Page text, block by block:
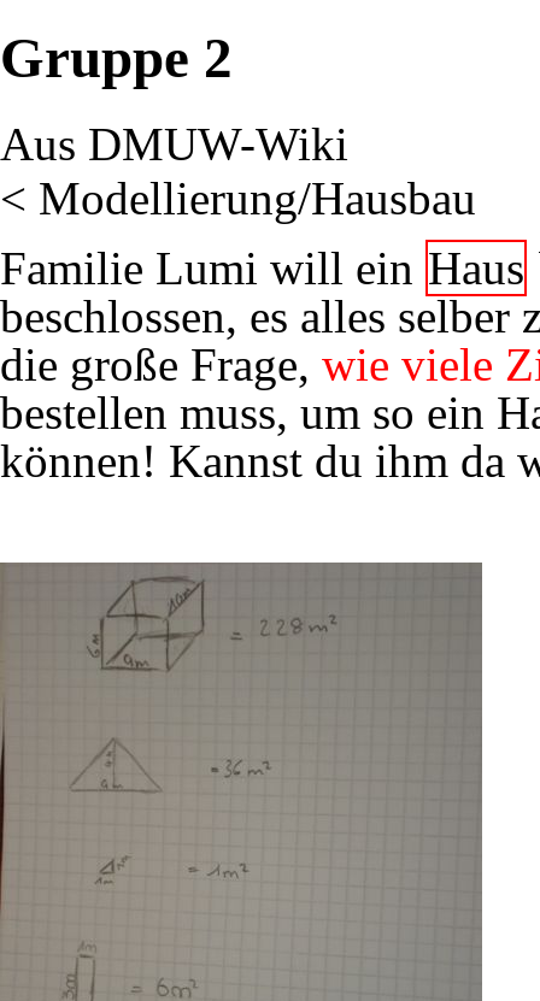
Gruppe 2
Aus DMUW-Wiki
< Modellierung/Hausbau
Familie Lumi will ein Haus
beschlossen, es alles selber
die große Frage, wie viele
bestellen muss, um so ein
können! Kannst du ihm da